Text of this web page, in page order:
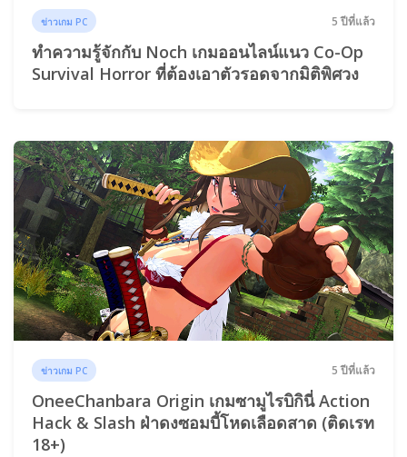
ข่าวเกม PC 5 ปีที่แล้ว
ทำความรู้จักกับ Noch เกมออนไลน์แนว Co-Op
Survival Horror ที่ต้องเอาตัวรอดจากมิติพิศวง
ข่าวเกม PC 5 ปีที่แล้ว
OneeChanbara Origin เกมซามูไรบิกินี่ Action
Hack & Slash ฝ่าดงซอมบี้โหดเลือดสาด (ติดเรท
18+)